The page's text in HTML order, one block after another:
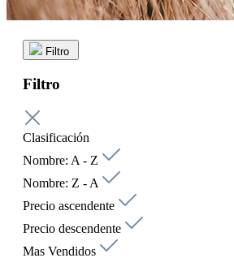
Filtro
Filtro
Clasificación
Nombre: A - Z
Nombre: Z - A
Precio ascendente
Precio descendente
Mas Vendidos